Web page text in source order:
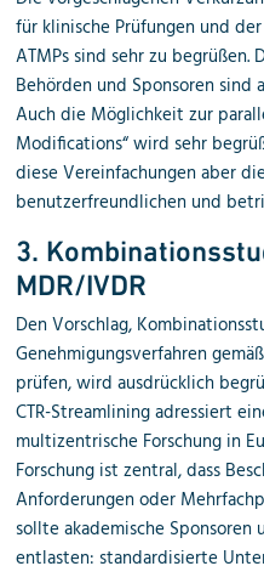
für klinische Prüfungen und
ATMPs sind sehr zu begrüßen.
Behörden und Sponsoren
Auch die Möglichkeit zur
Modifications“ wird sehr
diese Vereinfachungen aber
benutzerfreundlichen und
3.
MDR/IVDR
Den Vorschlag,
Genehmigungsverfahren
prüfen, wird ausdrücklich
CTR-Streamlining adressiert
multizentrische Forschung in
Forschung ist zentral, dass
Anforderungen oder
sollte akademische
entlasten: standardisierte